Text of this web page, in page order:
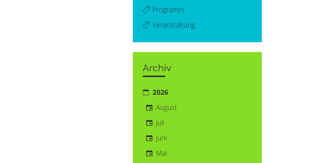
Programm
Veranstaltung
Archiv
2026
August
Juli
Juni
Mai